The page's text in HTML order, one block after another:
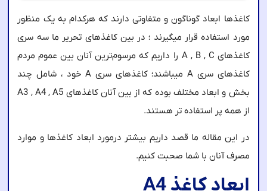
کاغذها ابعاد گوناگون و متفاوتی دارند که هرکدام به یک منظور
مورد استفاده قرار میگیرند ؛ در بین کاغذهای تحریر ما سه سری
کاغذهای A , B , C را داریم که مرسوم‌ترین آنان بین عموم مردم
کاغذهای سری A میباشند؛ کاغذهای سری A خود ، شامل چند
بخش و ابعاد مختلف بوده که از بین آنان کاغذهای A3 , A4 , A5
از همه پر استفاده تر هستند.
در این مقاله ما قصد داریم بیشتر درمورد ابعاد کاغذها و موارد
مصرف آنان با شما صحبت کنیم.
ابعاد کاغذ A4